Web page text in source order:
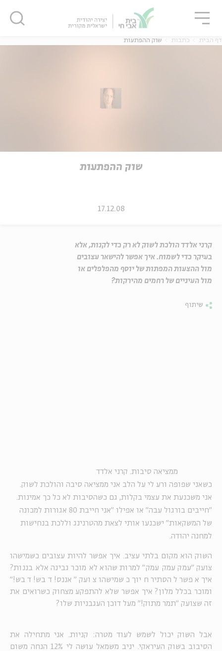
דף הבית כתבות שוק ההפתעות
שוק ההפתעות
17.12.08
קרני אלדד הולכת לשוק לא רק כדי לקנות, אלא
בעיקר כדי לשמוח. איך אפשר להישאר עצובים
מול ההצעות המפתות של יוסף מהפלפלים או
מול העיניים של רחמים מהירקות?
שיתוף
ממציאה סיבות. קרני אלדד
כשאני שפופה ורע לי על הלב אני ממציאה סיבה והולכת לשוק.
אני משכנעת את עצמי בקלות, גם כשהסיבות לא כל כך אמינות.
"חייבים בורגול עבה" או אפילו "אני חייבת 80 אגורות למכונה
של המשקאות" ישכנעו אותי לצאת מהטרנינג וללכת בנחישות
למחנה יהודה.
השוק הוא מקום בלתי עציב. איך אפשר להיות עצובים כשמישהו
צועק "עמק עמק עמק" למרות שהוא לא מוכר גבינה אלא בננות?
איך אפשר להסתיר חיוך כשמישהו צועק "אננס! דבש! דבש!"
ומוכר בכלל מלון? איך אפשר שלא להתפקע מצחוק כשרואים את
זה שצועק "תמר מתוק!" מעל דוכן העגבניות שלו?
אבל השוק יכול לשמש לעוד מטרה: קניות. אני מתחילה את
הסיבוב בשוק העיראקי. יניב משמאל עושה לי 12% הנחה משום
סגור